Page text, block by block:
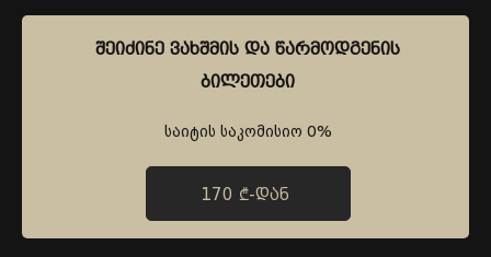
ᲨᲔᲘᲫᲘᲜᲔ ᲕᲐᲮᲨᲛᲘᲡ ᲓᲐ ᲬᲐᲠᲛᲝᲓᲒᲔᲜᲘᲡ
ᲑᲘᲚᲔᲗᲔᲑᲘ
საიტის საკომისიო 0%
170 ₾-ᲓᲐᲜ
ᲨᲔᲘᲫᲘᲜᲔ ᲕᲐᲮᲨᲛᲘᲡ ᲓᲐ ᲬᲐᲠᲛᲝᲓᲒᲔᲜᲘᲡ
ᲑᲘᲚᲔᲗᲔᲑᲘ
საიტის საკომისიო 0%
170 ₾-ᲓᲐᲜ